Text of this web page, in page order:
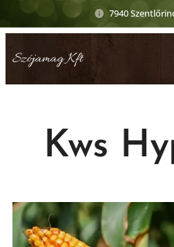
7940
Szójamag Kft
Kws